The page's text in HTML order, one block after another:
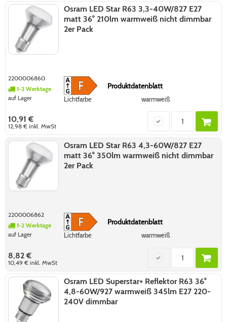
Osram LED Star R63 3,3-40W/827 E27
matt 36° 210lm warmweiß nicht dimmbar
2er Pack
2200006860
1-2 Werktage
auf Lager
Produktdatenblatt
Lichtfarbe warmweiß
10,91 €
12,98 €inkl. MwSt
Osram LED Star R63 4,3-60W/827 E27
matt 36° 350lm warmweiß nicht dimmbar
2er Pack
2200006862
1-2 Werktage
auf Lager
Produktdatenblatt
Lichtfarbe warmweiß
8,82 €
10,49 €inkl. MwSt
Osram LED Superstar+ Reflektor R63 36°
4,8-60W/927 warmweiß 345lm E27 220-
240V dimmbar